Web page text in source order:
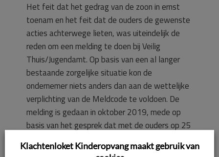
Het feit dat het gedrag van de zoon in ernst
toenam en het feit dat de ouders de gewenste
acties achterwege lieten, was uiteindelijk de
reden om een melding te doen bij Veilig
Thuis/Jugendamt. Op basis van een al langer
bestaande zorgelijke situatie kon de
ondernemer niets anders dan aan de wettelijke
verplichting van de Meldcode te voldoen. De
melding is gedaan in oktober 2019, mede op
basis van het gesprek dat met de ouders op 25
aanleiding van de op 29 augustus 2019
Klachtenloket Kinderopvang maakt gebruik van